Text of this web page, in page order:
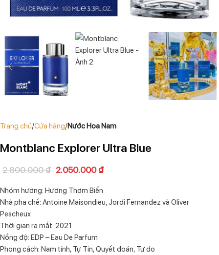
Trang chủ Cửa hàng Nước Hoa Nam
Montblanc Explorer Ultra Blue
2.800.000₫ 2.050.000₫
Nhóm hương: Hương Thơm Biển
Nhà pha chế: Antoine Maisondieu, Jordi Fernandez và Oliver
Pescheux
Thời gian ra mắt: 2021
Nồng độ: EDP – Eau De Parfum
Phong cách: Nam tính, Tự Tin, Quyết đoán, Tự do